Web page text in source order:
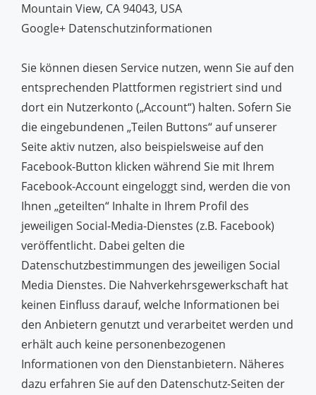
Mountain View, CA 94043, USA
Google+ Datenschutzinformationen
Sie können diesen Service nutzen, wenn Sie auf den
entsprechenden Plattformen registriert sind und
dort ein Nutzerkonto („Account“) halten. Sofern Sie
die eingebundenen „Teilen Buttons“ auf unserer
Seite aktiv nutzen, also beispielsweise auf den
Facebook-Button klicken während Sie mit Ihrem
Facebook-Account eingeloggt sind, werden die von
Ihnen „geteilten“ Inhalte in Ihrem Profil des
jeweiligen Social-Media-Dienstes (z.B. Facebook)
veröffentlicht. Dabei gelten die
Datenschutzbestimmungen des jeweiligen Social
Media Dienstes. Die Nahverkehrsgewerkschaft hat
keinen Einfluss darauf, welche Informationen bei
den Anbietern genutzt und verarbeitet werden und
erhält auch keine personenbezogenen
Informationen von den Dienstanbietern. Näheres
dazu erfahren Sie auf den Datenschutz-Seiten der